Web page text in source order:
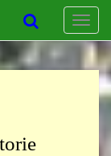
Toggle